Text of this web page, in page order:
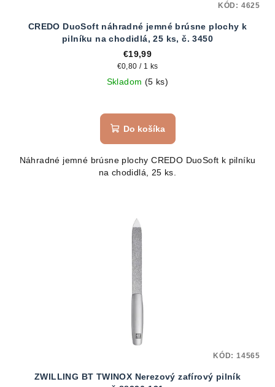
CREDO DuoSoft náhradné jemné brúsne plochy k
pilníku na chodidlá, 25 ks, č. 3450
€19,99
Jednotková
cena:
€0,80 / 1 ks
Skladom (5 ks)
Do košíka
Náhradné jemné brúsne plochy CREDO DuoSoft k pilníku
na chodidlá, 25 ks.
KÓD: 4625
ZWILLING BT TWINOX Nerezový zafírový pilník
KÓD: 14565